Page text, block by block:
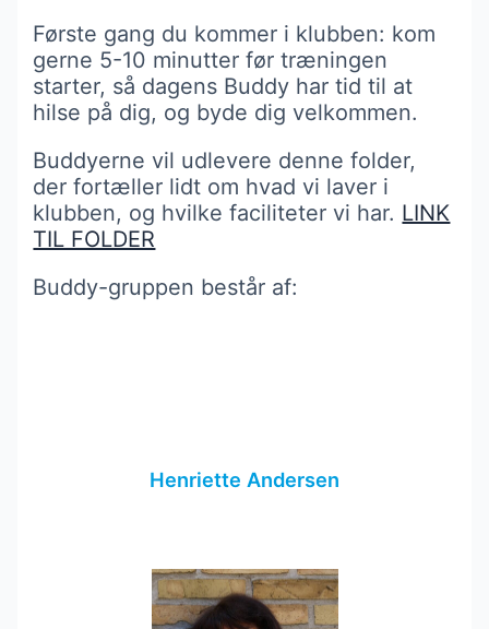
Første gang du kommer i klubben: kom
gerne 5-10 minutter før træningen
starter, så dagens Buddy har tid til at
hilse på dig, og byde dig velkommen.
Buddyerne vil udlevere denne folder,
der fortæller lidt om hvad vi laver i
klubben, og hvilke faciliteter vi har. LINK
TIL FOLDER
Buddy-gruppen består af:
Henriette Andersen